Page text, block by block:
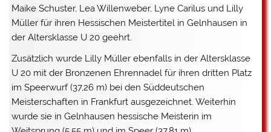
Maike Schuster, Lea Willenweber, Lyne Carilus und Lilly
Müller für ihren Hessischen Meistertitel in Gelnhausen in
der Altersklasse U 20 geehrt.
Zusätzlich wurde Lilly Müller ebenfalls in der Altersklasse
U 20 mit der Bronzenen Ehrennadel für ihren dritten Platz
im Speerwurf (37,26 m) bei den Süddeutschen
Meisterschaften in Frankfurt ausgezeichnet. Weiterhin
wurde sie in Gelnhausen hessische Meisterin im